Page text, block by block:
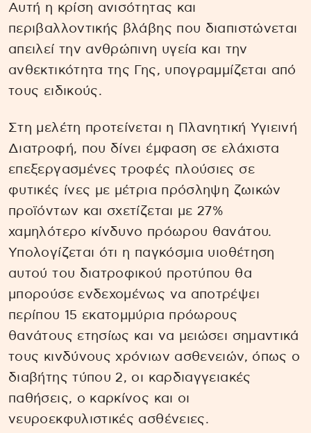
Αυτή η κρίση ανισότητας και
περιβαλλοντικής βλάβης που διαπιστώνεται
απειλεί την ανθρώπινη υγεία και την
ανθεκτικότητα της Γης, υπογραμμίζεται από
τους ειδικούς.
Στη μελέτη προτείνεται η Πλανητική Υγιεινή
Διατροφή, που δίνει έμφαση σε ελάχιστα
επεξεργασμένες τροφές πλούσιες σε
φυτικές ίνες με μέτρια πρόσληψη ζωικών
προϊόντων και σχετίζεται με 27%
χαμηλότερο κίνδυνο πρόωρου θανάτου.
Υπολογίζεται ότι η παγκόσμια υιοθέτηση
αυτού του διατροφικού προτύπου θα
μπορούσε ενδεχομένως να αποτρέψει
περίπου 15 εκατομμύρια πρόωρους
θανάτους ετησίως και να μειώσει σημαντικά
τους κινδύνους χρόνιων ασθενειών, όπως ο
διαβήτης τύπου 2, οι καρδιαγγειακές
παθήσεις, ο καρκίνος και οι
νευροεκφυλιστικές ασθένειες.